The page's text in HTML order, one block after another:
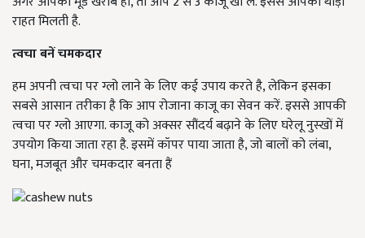
राहत मिलती है.
त्वचा बनें चमकदार
हम अपनी त्वचा पर ग्लो लाने के लिए कई उपाय करते है, लेकिन इसका
सबसे आसान तरीका है कि आप रोजाना काजू का सेवन करें. इससे आपकी
त्वचा पर ग्लो आएगा. काजू को अक्सर सौंदर्य बढ़ाने के लिए घरेलू नुस्खों में
उपयोग किया जाता रहा है. इसमें कॉपर पाया जाता है, जो बालों को लंबा,
घना, मजबूत और चमकदार बनता हैं